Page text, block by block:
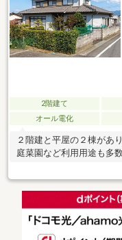
実績。品質と価格にこだ
2階建て
オール電化
２階建と平屋の２棟があ
庭菜園など利用用途も多